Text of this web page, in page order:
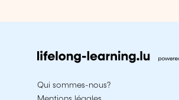
Qui sommes-nous?